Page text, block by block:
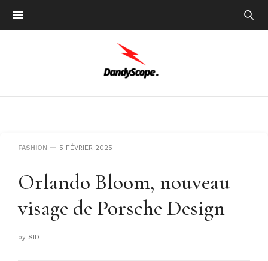
FASHION 5 FÉVRIER 2025
Orlando Bloom, nouveau
visage de Porsche Design
by SID